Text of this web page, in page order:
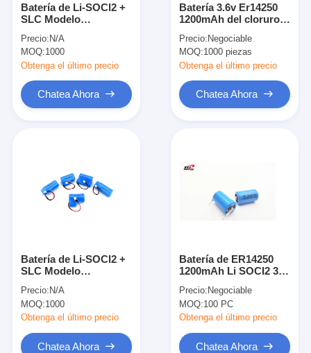
Batería de Li-SOCl2 +
SLC Modelo
Precio: N/A
MOQ:1000
Obtenga el último precio
Chatea Ahora
Batería 3.6v Er14250
1200mAh del cloruro
AA
Precio: Negociable
MOQ:1000 piezas
Obtenga el último precio
Chatea Ahora
Batería de Li-SOCl2 +
SLC Modelo
Precio: N/A
MOQ:1000
Obtenga el último precio
Chatea Ahora
Batería de ER14250
1200mAh Li SOCI2 3,6
litio 1/2AA de Primarty
Precio: Negociable
MOQ:100 PC
Obtenga el último precio
Chatea Ahora